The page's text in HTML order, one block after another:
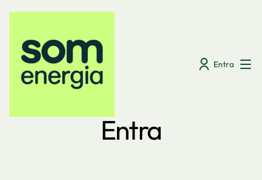
Entra
Entra